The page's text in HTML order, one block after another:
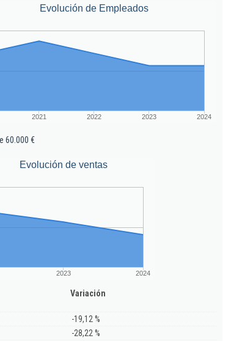
Evolución de Empleados
2021 2022 2023 2024
60.000 €
Evolución de ventas
2023 2024
Variación
-19,12 %
-28,22 %